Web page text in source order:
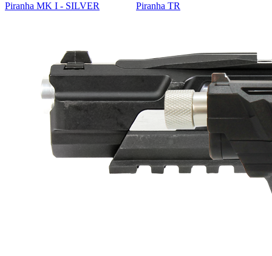
Piranha MK I - SILVER Piranha TR